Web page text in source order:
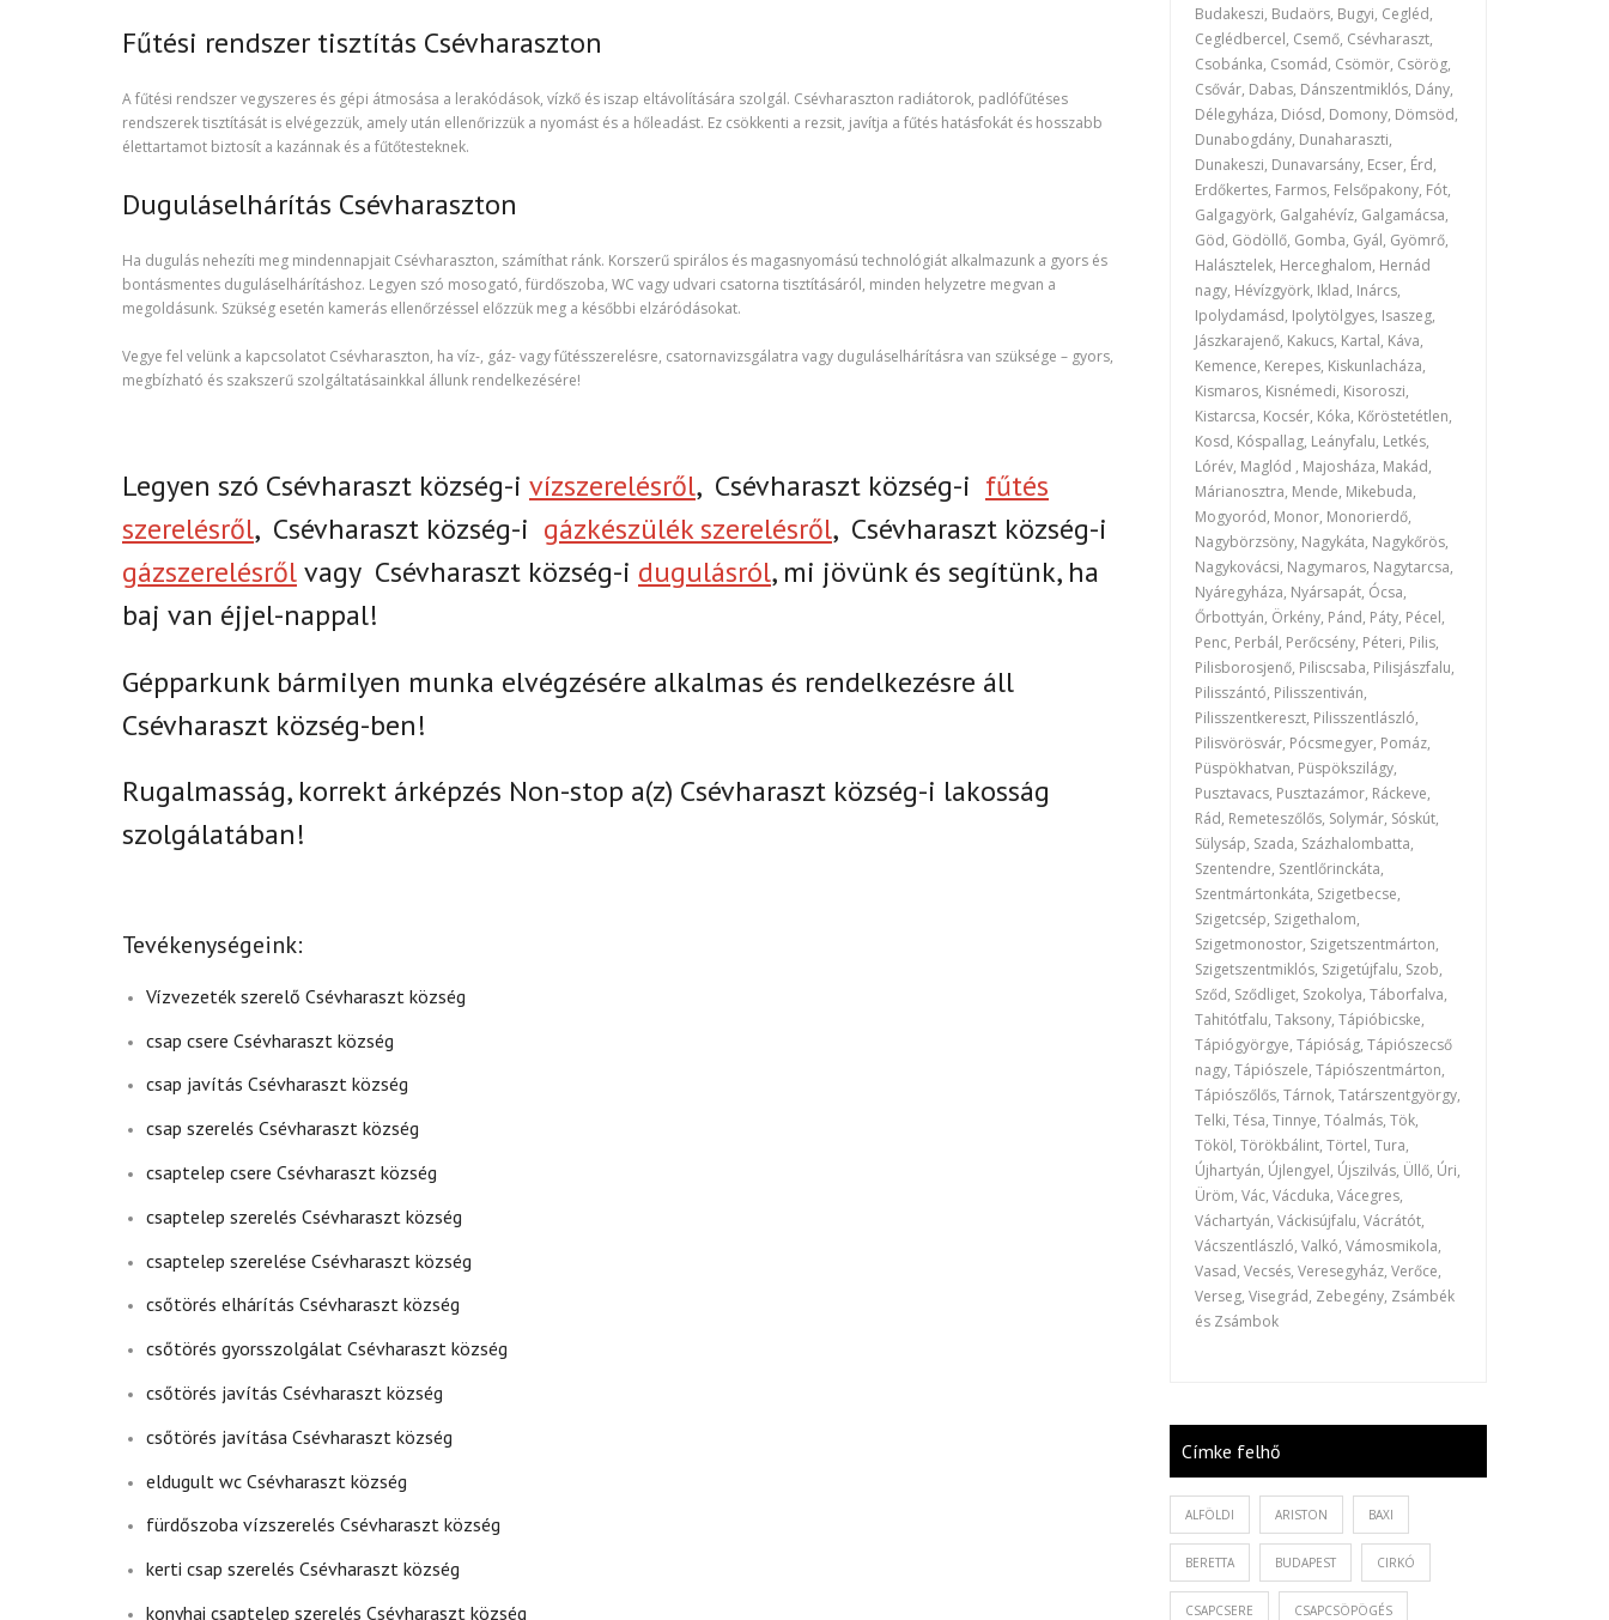
Fűtési rendszer tisztítás Csévharaszton
A fűtési rendszer vegyszeres és gépi átmosása a lerakódások, vízkő és iszap eltávolítására szolgál. Csévharaszton radiátorok, padlófűtéses
rendszerek tisztítását is elvégezzük, amely után ellenőrizzük a nyomást és a hőleadást. Ez csökkenti a rezsit, javítja a fűtés hatásfokát és hosszabb
élettartamot biztosít a kazánnak és a fűtőtesteknek.
Duguláselhárítás Csévharaszton
Ha dugulás nehezíti meg mindennapjait Csévharaszton, számíthat ránk. Korszerű spirálos és magasnyomású technológiát alkalmazunk a gyors és
bontásmentes duguláselhárításhoz. Legyen szó mosogató, fürdőszoba, WC vagy udvari csatorna tisztításáról, minden helyzetre megvan a
megoldásunk. Szükség esetén kamerás ellenőrzéssel előzzük meg a későbbi elzáródásokat.
Vegye fel velünk a kapcsolatot Csévharaszton, ha víz-, gáz- vagy fűtésszerelésre, csatornavizsgálatra vagy duguláselhárításra van szüksége – gyors,
megbízható és szakszerű szolgáltatásainkkal állunk rendelkezésére!
Legyen szó Csévharaszt község-i vízszerelésről, Csévharaszt község-i fűtés
szerelésről, Csévharaszt község-i gázkészülék szerelésről, Csévharaszt község-i
gázszerelésrőlvagy Csévharaszt község-i dugulásról, mi jövünk és segítünk, ha
baj van éjjel-nappal!
Gépparkunk bármilyen munka elvégzésére alkalmas és rendelkezésre áll
Csévharaszt község-ben!
Rugalmasság, korrekt árképzés Non-stop a(z) Csévharaszt község-i lakosság
szolgálatában!
Tevékenységeink:
Vízvezeték szerelő Csévharaszt község
csap csere Csévharaszt község
csap javítás Csévharaszt község
csap szerelés Csévharaszt község
csaptelep csere Csévharaszt község
csaptelep szerelés Csévharaszt község
csaptelep szerelése Csévharaszt község
csőtörés elhárítás Csévharaszt község
csőtörés gyorsszolgálat Csévharaszt község
csőtörés javítás Csévharaszt község
csőtörés javítása Csévharaszt község
eldugult wc Csévharaszt község
fürdőszoba vízszerelés Csévharaszt község
kerti csap szerelés Csévharaszt község
konyhai csaptelep szerelés Csévharaszt község
Budakeszi, Budaörs, Bugyi, Cegléd,
Ceglédbercel, Csemő, Csévharaszt,
Csobánka, Csomád, Csömör, Csörög,
Csővár, Dabas, Dánszentmiklós, Dány,
Délegyháza, Diósd, Domony, Dömsöd,
Dunabogdány, Dunaharaszti,
Dunakeszi, Dunavarsány, Ecser, Érd,
Erdőkertes, Farmos, Felsőpakony, Fót,
Galgagyörk, Galgahévíz, Galgamácsa,
Göd, Gödöllő, Gomba, Gyál, Gyömrő,
Halásztelek, Herceghalom, Hernád
nagy, Hévízgyörk, Iklad, Inárcs,
Ipolydamásd, Ipolytölgyes, Isaszeg,
Jászkarajenő, Kakucs, Kartal, Káva,
Kemence, Kerepes, Kiskunlacháza,
Kismaros, Kisnémedi, Kisoroszi,
Kistarcsa, Kocsér, Kóka, Kőröstetétlen,
Kosd, Kóspallag, Leányfalu, Letkés,
Lórév, Maglód , Majosháza, Makád,
Márianosztra, Mende, Mikebuda,
Mogyoród, Monor, Monorierdő,
Nagybörzsöny, Nagykáta, Nagykőrös,
Nagykovácsi, Nagymaros, Nagytarcsa,
Nyáregyháza, Nyársapát, Ócsa,
Őrbottyán, Örkény, Pánd, Páty, Pécel,
Penc, Perbál, Perőcsény, Péteri, Pilis,
Pilisborosjenő, Piliscsaba, Pilisjászfalu,
Pilisszántó, Pilisszentiván,
Pilisszentkereszt, Pilisszentlászló,
Pilisvörösvár, Pócsmegyer, Pomáz,
Püspökhatvan, Püspökszilágy,
Pusztavacs, Pusztazámor, Ráckeve,
Rád, Remeteszőlős, Solymár, Sóskút,
Sülysáp, Szada, Százhalombatta,
Szentendre, Szentlőrinckáta,
Szentmártonkáta, Szigetbecse,
Szigetcsép, Szigethalom,
Szigetmonostor, Szigetszentmárton,
Szigetszentmiklós, Szigetújfalu, Szob,
Sződ, Sződliget, Szokolya, Táborfalva,
Tahitótfalu, Taksony, Tápióbicske,
Tápiógyörgye, Tápióság, Tápiószecső
nagy, Tápiószele, Tápiószentmárton,
Tápiószőlős, Tárnok, Tatárszentgyörgy,
Telki, Tésa, Tinnye, Tóalmás, Tök,
Tököl, Törökbálint, Törtel, Tura,
Újhartyán, Újlengyel, Újszilvás, Üllő, Úri,
Üröm, Vác, Vácduka, Vácegres,
Váchartyán, Váckisújfalu, Vácrátót,
Vácszentlászló, Valkó, Vámosmikola,
Vasad, Vecsés, Veresegyház, Verőce,
Verseg, Visegrád, Zebegény, Zsámbék
és Zsámbok
Címke felhő
ALFÖLDI ARISTON BAXI
BERETTA BUDAPEST CIRKÓ
CSAPCSERE CSAPCSÖPÖGÉS